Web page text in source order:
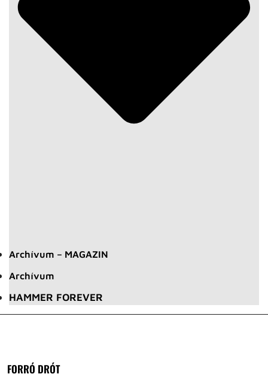
Archívum – MAGAZIN
Archívum
HAMMER FOREVER
FORRÓ DRÓT